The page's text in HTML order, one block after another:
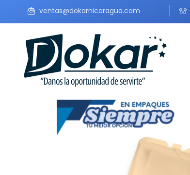
ventas@dokarnicaragua.com